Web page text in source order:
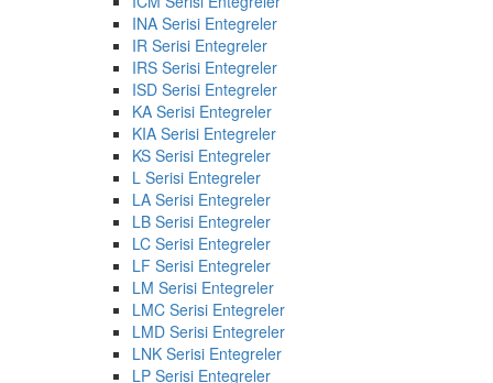
INA Serisi Entegreler
IR Serisi Entegreler
IRS Serisi Entegreler
ISD Serisi Entegreler
KA Serisi Entegreler
KIA Serisi Entegreler
KS Serisi Entegreler
L Serisi Entegreler
LA Serisi Entegreler
LB Serisi Entegreler
LC Serisi Entegreler
LF Serisi Entegreler
LM Serisi Entegreler
LMC Serisi Entegreler
LMD Serisi Entegreler
LNK Serisi Entegreler
LP Serisi Entegreler